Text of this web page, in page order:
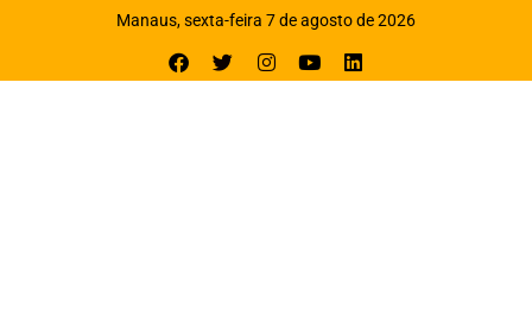
Manaus, sexta-feira 7 de agosto de 2026